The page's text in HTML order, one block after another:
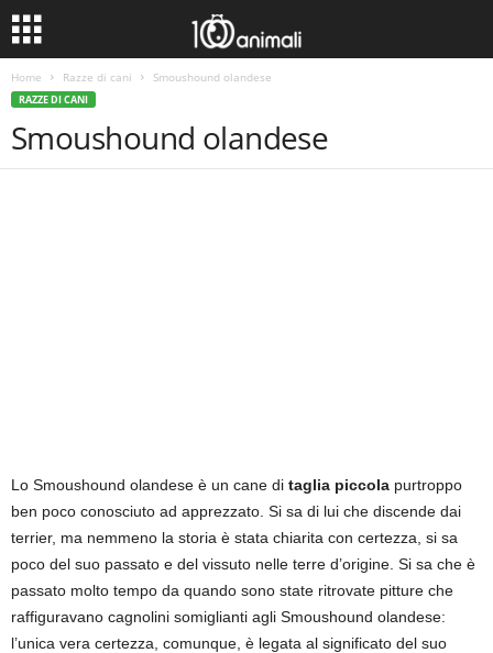
Home Razze di cani Smoushound olandese
RAZZE DI CANI
Smoushound olandese
Lo Smoushound olandese è un cane di taglia piccola purtroppo
ben poco conosciuto ad apprezzato. Si sa di lui che discende dai
terrier, ma nemmeno la storia è stata chiarita con certezza, si sa
poco del suo passato e del vissuto nelle terre d’origine. Si sa che è
passato molto tempo da quando sono state ritrovate pitture che
raffiguravano cagnolini somiglianti agli Smoushound olandese:
l’unica vera certezza, comunque, è legata al significato del suo